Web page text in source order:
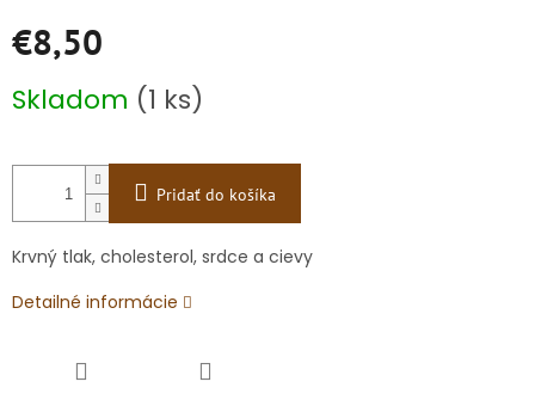
€8,50
cena:
Skladom (1 ks)
Pridať do košíka
Krvný tlak, cholesterol, srdce a cievy
Detailné informácie